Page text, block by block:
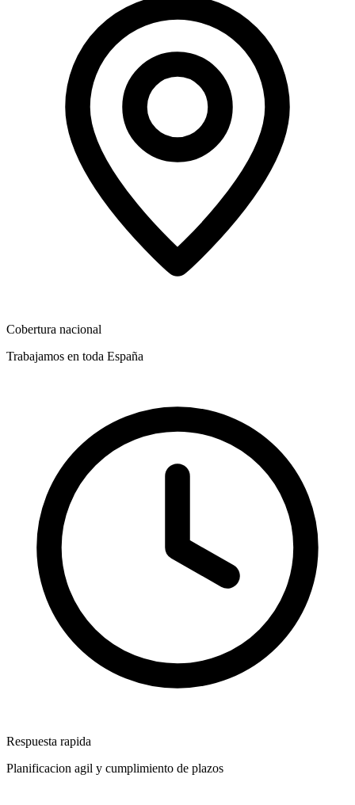
Cobertura nacional
Trabajamos en toda España
Respuesta rapida
Planificacion agil y cumplimiento de plazos